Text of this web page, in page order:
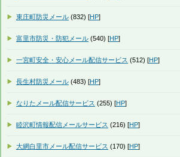
東庄町防災メール (832) [HP]
富里市防災・防犯メール (540) [HP]
一宮町安全・安心メール配信サービス (512) [HP]
長生村防災メール (483) [HP]
なりたメール配信サービス (255) [HP]
睦沢町情報配信メールサービス (216) [HP]
大網白里市メール配信サービス (170) [HP]